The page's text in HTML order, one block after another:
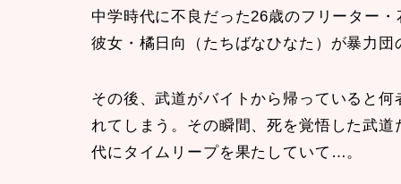
中学時代に不良だった26歳のフリーター
彼女・橘日向（たちばなひなた）が暴力
その後、武道がバイトから帰っていると
れてしまう。その瞬間、死を覚悟した武
代にタイムリープを果たしていて…。